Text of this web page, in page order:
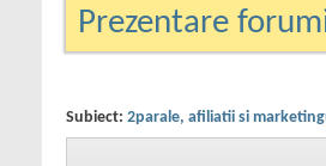
Prezentare
Subiect: 2parale, afiliatii si